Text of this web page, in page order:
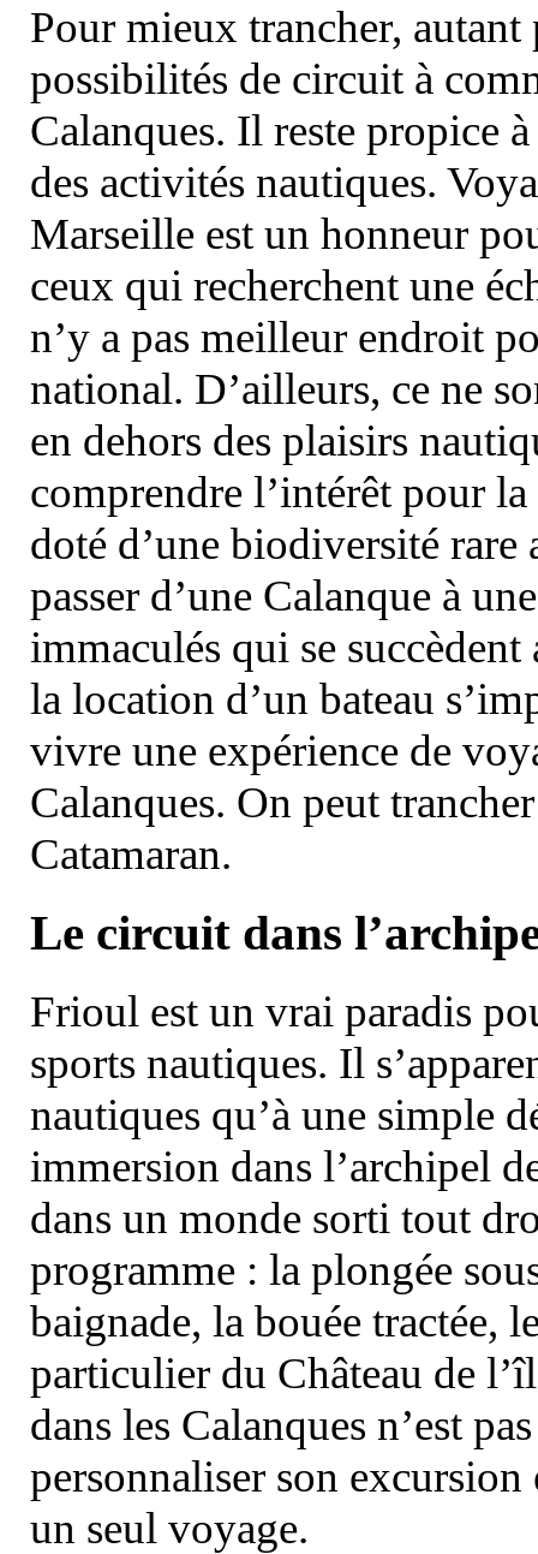
Pour mieux trancher, autant
possibilités de circuit à
Calanques. Il reste propice
des activités nautiques.
Marseille est un honneur
ceux qui recherchent une
n’y a pas meilleur endroit
national. D’ailleurs, ce ne
en dehors des plaisirs
comprendre l’intérêt pour
doté d’une biodiversité
passer d’une Calanque à
immaculés qui se
la location d’un bateau
vivre une expérience de
Calanques. On peut
Catamaran.
Le circuit dans
Frioul est un vrai paradis
sports nautiques. Il
nautiques qu’à une simple
immersion dans l’archipel
dans un monde sorti tout
programme : la plongée
baignade, la bouée tractée,
particulier du Château de
dans les Calanques n’est
personnaliser son
un seul voyage.